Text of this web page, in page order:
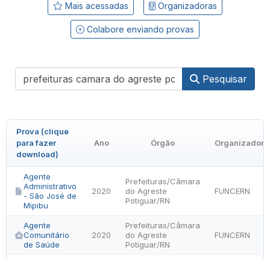
Mais acessadas Organizadoras
Colabore enviando provas
Pesquisar
Prova (clique
para fazer
download)
Ano Órgão Organizadora
Agente
Administrativo
- São José de
Mipibu
2020
Prefeituras/Câmara
do Agreste
Potiguar/RN
FUNCERN
Agente
Comunitário
de Saúde
2020
Prefeituras/Câmara
do Agreste
Potiguar/RN
FUNCERN